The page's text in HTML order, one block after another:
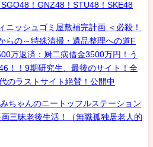
！GNZ48！STU48！SKE48
ニッシュゴミ屋敷補完計画 ＜必殺！
らの～特殊清掃・遺品整理への道F
万返済：厨二病借金3500万円！う
！！9期研究生、最後のサイト！全
のラストサイト絶賛！公開中
ちゃんのニートッフルステーション
三昧老後生活！（無職孤独居老人的